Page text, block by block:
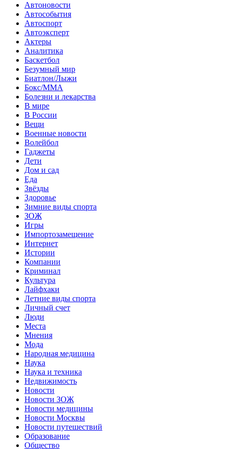
Автоновости
Автособытия
Автоспорт
Автоэксперт
Актеры
Аналитика
Баскетбол
Безумный мир
Биатлон/Лыжи
Бокс/MMA
Болезни и лекарства
В мире
В России
Вещи
Военные новости
Волейбол
Гаджеты
Дети
Дом и сад
Еда
Звёзды
Здоровье
Зимние виды спорта
ЗОЖ
Игры
Импортозамещение
Интернет
Истории
Компании
Криминал
Культура
Лайфхаки
Летние виды спорта
Личный счет
Люди
Места
Мнения
Мода
Народная медицина
Наука
Наука и техника
Недвижимость
Новости
Новости ЗОЖ
Новости медицины
Новости Москвы
Новости путешествий
Образование
Общество